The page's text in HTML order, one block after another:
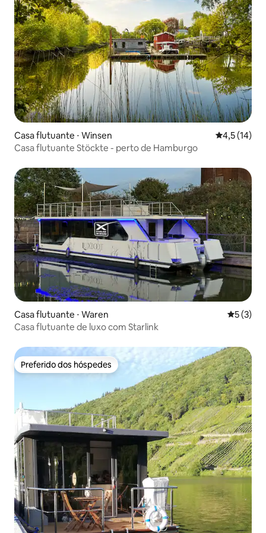
Casa flutuante ⋅ Winsen 4,5 de uma
4,5 (14)
Casa flutuante Stöckte - perto de Hamburgo
Casa flutuante ⋅ Waren 5 de
5 (3)
Casa flutuante de luxo com Starlink
Preferido dos hóspedes
Preferido dos hóspedes